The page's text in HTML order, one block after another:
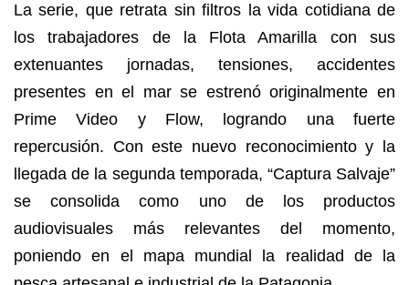
La serie, que retrata sin filtros la vida cotidiana de
los trabajadores de la Flota Amarilla con sus
extenuantes jornadas, tensiones, accidentes
presentes en el mar se estrenó originalmente en
Prime Video y Flow, logrando una fuerte
repercusión. Con este nuevo reconocimiento y la
llegada de la segunda temporada, “Captura Salvaje”
se consolida como uno de los productos
audiovisuales más relevantes del momento,
poniendo en el mapa mundial la realidad de la